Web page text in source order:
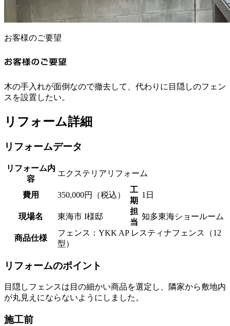
お客様のご要望
木の手入れが面倒なので撤去して、代わりに目隠しのフェン
スを設置したい。
リフォーム詳細
リフォームデータ
リフォーム内
容
エクステリアリフォーム
費用 350,000円（税込）
工
期
1日
現場名 東海市 I様邸
担
当
知多東海ショールーム
商品仕様
フェンス：YKK AP レスティナフェンス（12
型）
リフォームのポイント
目隠しフェンスは目の細かい商品を選定し、隣家から敷地内
が丸見えにならないようにしました。
施工前